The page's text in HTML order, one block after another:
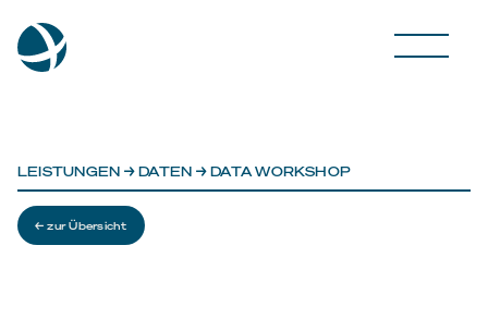
LEISTUNGEN →DATEN → DATA WORKSHOP
← zur Übersicht